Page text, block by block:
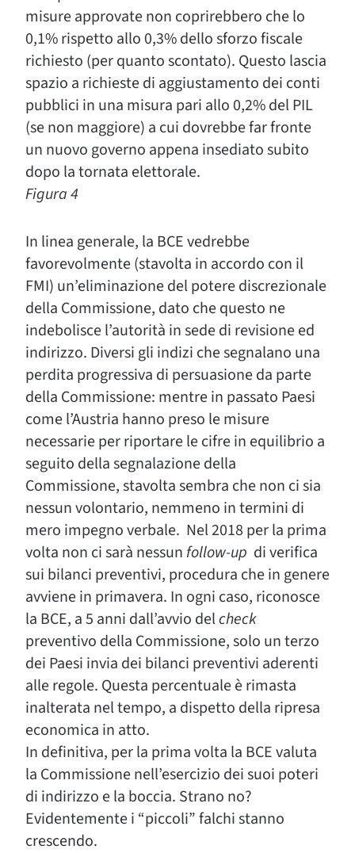
misure approvate non coprirebbero che lo
0,1% rispetto allo 0,3% dello sforzo fiscale
richiesto (per quanto scontato). Questo lascia
spazio a richieste di aggiustamento dei conti
pubblici in una misura pari allo 0,2% del PIL
(se non maggiore) a cui dovrebbe far fronte
un nuovo governo appena insediato subito
dopo la tornata elettorale.
Figura 4
In linea generale, la BCE vedrebbe
favorevolmente (stavolta in accordo con il
FMI) un’eliminazione del potere discrezionale
della Commissione, dato che questo ne
indebolisce l’autorità in sede di revisione ed
indirizzo. Diversi gli indizi che segnalano una
perdita progressiva di persuasione da parte
della Commissione: mentre in passato Paesi
come l’Austria hanno preso le misure
necessarie per riportare le cifre in equilibrio a
seguito della segnalazione della
Commissione, stavolta sembra che non ci sia
nessun volontario, nemmeno in termini di
mero impegno verbale. Nel 2018 per la prima
volta non ci sarà nessun follow-up di verifica
sui bilanci preventivi, procedura che in genere
avviene in primavera. In ogni caso, riconosce
la BCE, a 5 anni dall’avvio delcheck
preventivo della Commissione, solo un terzo
dei Paesi invia dei bilanci preventivi aderenti
alle regole. Questa percentuale è rimasta
inalterata nel tempo, a dispetto della ripresa
economica in atto.
In definitiva, per la prima volta la BCE valuta
la Commissione nell’esercizio dei suoi poteri
di indirizzo e la boccia. Strano no?
Evidentemente i “piccoli” falchi stanno
crescendo.